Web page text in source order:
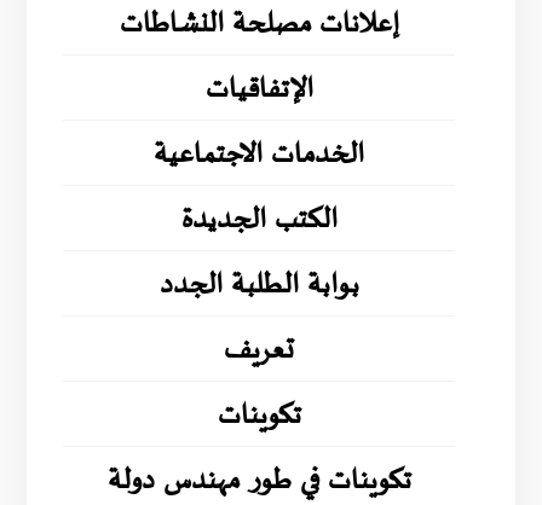
إعلانات مصلحة النشاطات
الإتفاقيات
الخدمات الاجتماعية
الكتب الجديدة
بوابة الطلبة الجدد
تعريف
تكوينات
تكوينات في طور مهندس دولة